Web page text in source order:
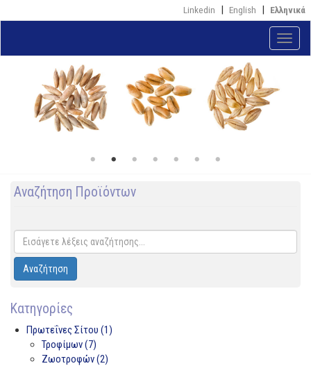
προς
Linkedin English Ελληνικά
Toggle
Αναζήτηση Προϊόντων
Αναζήτηση
Κατηγορίες
Πρωτεΐνες Σίτου (1)
Τροφίμων (7)
Ζωοτροφών (2)